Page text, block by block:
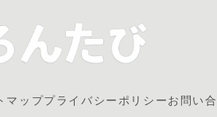
マッププライバシーポリシーお問い